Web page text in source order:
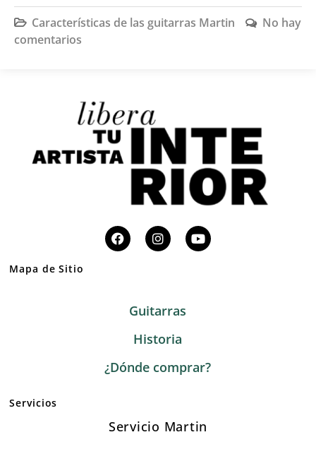
Características de las guitarras Martin
No hay
comentarios
Mapa de Sitio
Guitarras
Historia
¿Dónde comprar?
Servicios
Servicio Martin